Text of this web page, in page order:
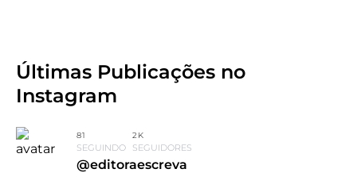
Últimas Publicações no
Instagram
81
SEGUINDO
2K
SEGUIDORES
@editoraescreva